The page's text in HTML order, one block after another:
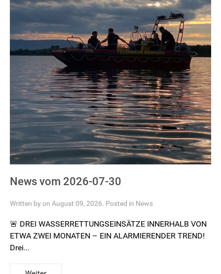
News vom 2026-07-30
Written by on August 09, 2026. Posted in News
🚨 DREI WASSERRETTUNGSEINSÄTZE INNERHALB VON
ETWA ZWEI MONATEN – EIN ALARMIERENDER TREND!
Drei...